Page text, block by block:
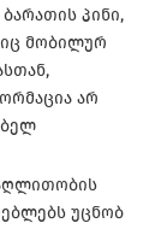
პინი,
მობილურ
არ
უცნობ